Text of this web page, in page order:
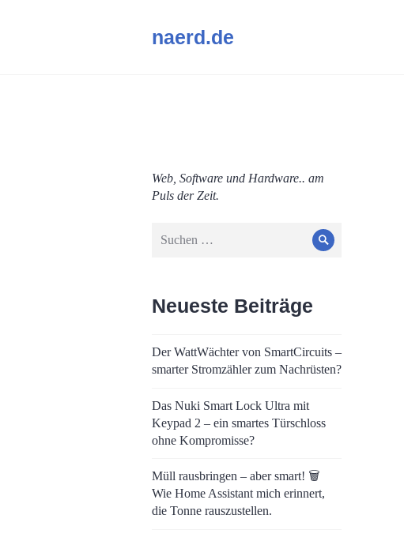
naerd.de
Web, Software und Hardware.. am
Puls der Zeit.
nach:
Suche
Neueste Beiträge
Der WattWächter von SmartCircuits –
smarter Stromzähler zum Nachrüsten?
Das Nuki Smart Lock Ultra mit
Keypad 2 – ein smartes Türschloss
ohne Kompromisse?
Müll rausbringen – aber smart! 🗑️
Wie Home Assistant mich erinnert,
die Tonne rauszustellen.